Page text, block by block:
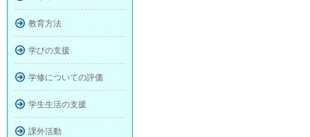
教育方法
学びの支援
学修についての評価
学生生活の支援
課外活動